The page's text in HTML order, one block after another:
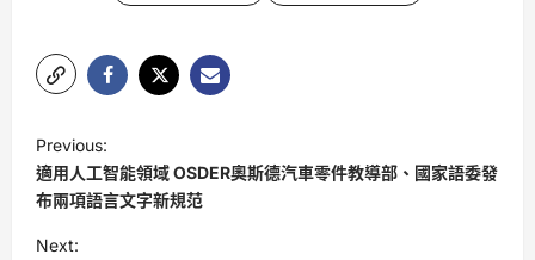
o
s
t
Previous:
適用人工智能領域 OSDER奧斯德汽車零件教導部、國家語委發
布兩項語言文字新規范
Next: